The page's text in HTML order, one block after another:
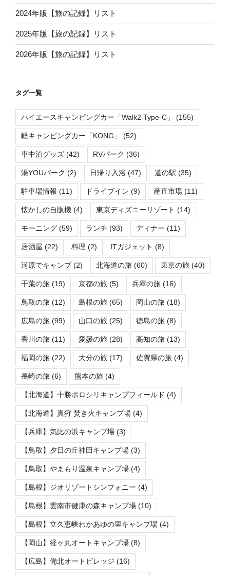
2024年版【旅の記録】リスト
2025年版【旅の記録】リスト
2026年版【旅の記録】リスト
タグ一覧
ハイエースキャンピングカー「Walk2 Type-C」 (155)
軽キャンピングカー「KONG」 (52)
車中泊グッズ (42) RVパーク (36)
湯YOUパーク (2) 日帰り入浴 (47) 道の駅 (35)
駐車場情報 (11) ドライブイン (9) 産直市場 (11)
懐かしの自販機 (4) 東京ディズニーリゾート (14)
モーニング (59) ランチ (93) ディナー (11)
居酒屋 (22) 料理 (2) ITガジェット (8)
河原でキャンプ(2) 北海道の旅 (60) 東京の旅 (40)
千葉の旅 (19) 京都の旅 (5) 兵庫の旅 (16)
鳥取の旅 (12) 島根の旅 (65) 岡山の旅 (18)
広島の旅 (99) 山口の旅 (25) 徳島の旅 (8)
香川の旅 (11) 愛媛の旅 (28) 高知の旅 (13)
福岡の旅 (22) 大分の旅 (17) 佐賀県の旅 (4)
長崎の旅 (6) 熊本の旅 (4)
【北海道】十勝ポロシリキャンプフィールド (4)
【北海道】真狩 焚き火キャンプ場 (4)
【兵庫】気比の浜キャンプ場 (3)
【鳥取】夕日の丘神田キャンプ場 (3)
【鳥取】やまもり温泉キャンプ場 (4)
【島根】ジオリゾートシンフォニー (4)
【島根】雲南市健康の森キャンプ場 (10)
【島根】立久恵峡わかあゆの里キャンプ場 (4)
【岡山】経ヶ丸オートキャンプ場 (8)
【広島】備北オートビレッジ (16)